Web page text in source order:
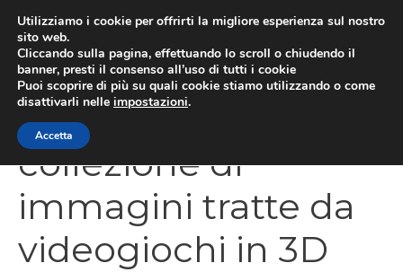
contenuto
Nintendo 3DS, una
collezione di
immagini tratte da
videogiochi in 3D
Utilizziamo i cookie per offrirti la migliore esperienza sul nostro
sito web.
Cliccando sulla pagina, effettuando lo scroll o chiudendo il
banner, presti il consenso all’uso di tutti i cookie
Puoi scoprire di più su quali cookie stiamo utilizzando o come
disattivarli nelle impostazioni.
Accetta